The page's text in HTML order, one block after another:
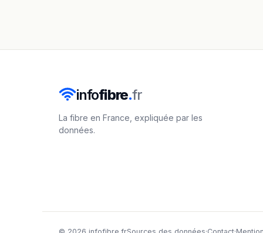
infofibre.fr
La fibre en France, expliquée par les
données.